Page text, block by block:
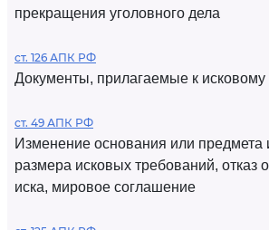
прекращения уголовного дела
ст. 126 АПК РФ
Документы, прилагаемые к
ст. 49 АПК РФ
Изменение основания или предмета
размера исковых требований, отказ
иска, мировое соглашение